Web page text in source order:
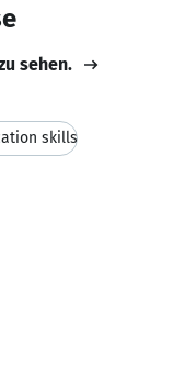
sehen.
skills